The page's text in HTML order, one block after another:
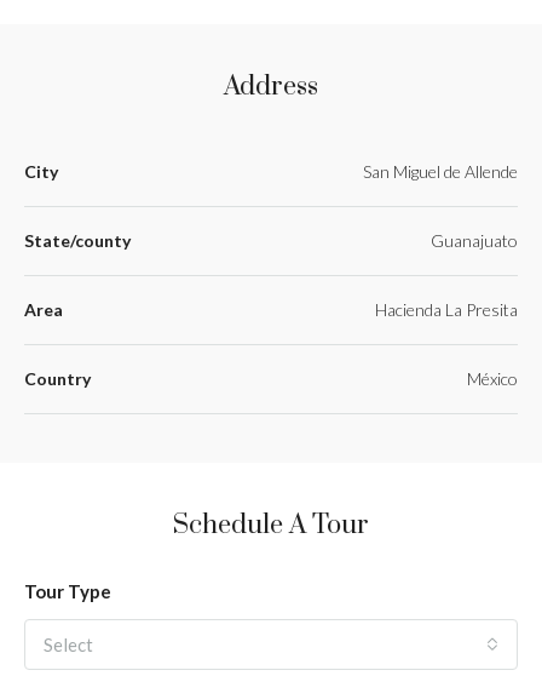
Address
City San Miguel de Allende
State/county Guanajuato
Area Hacienda La Presita
Country México
Schedule A Tour
Tour Type
Select